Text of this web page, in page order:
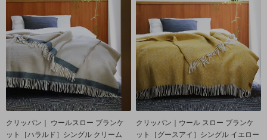
クリッパン｜ ウールスロー ブランケ
ット［ハラルド］シングル クリーム
クリッパン｜ウール スロー ブランケ
ット［グースアイ］シングル イエロー